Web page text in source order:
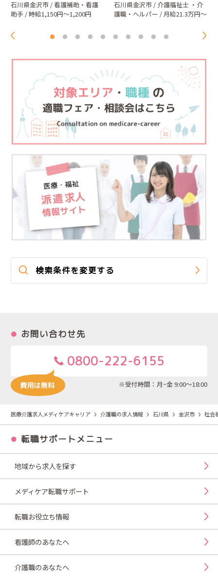
石川県金沢市 / 看護補助・看護
助手 / 時給1,150円～1,200円
石川県金沢市 / 介護福祉士 ・介
護職・ヘルパー / 月給21.3万円～
検索条件を変更する
お問い合わせ先
0800-222-6155
※受付時間：月~金 9:00～18:00
医療介護求人メディケアキャリア 介護職の求人情報 石川県 金沢市 社会
転職サポートメニュー
地域から求人を探す
メディケア転職サポート
転職お役立ち情報
看護師のあなたへ
介護職のあなたへ